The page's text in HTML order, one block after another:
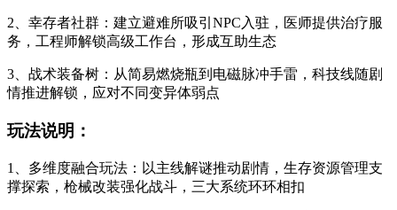
2、幸存者社群：建立避难所吸引NPC入驻，医师提供治疗服
务，工程师解锁高级工作台，形成互助生态
3、战术装备树：从简易燃烧瓶到电磁脉冲手雷，科技线随剧
情推进解锁，应对不同变异体弱点
玩法说明：
1、多维度融合玩法：以主线解谜推动剧情，生存资源管理支
撑探索，枪械改装强化战斗，三大系统环环相扣